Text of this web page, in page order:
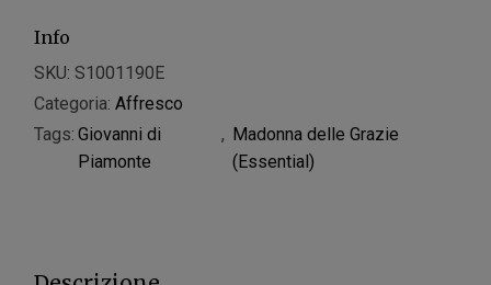
Info
SKU:S1001190E
Categoria:Affresco
Tags: Giovanni di
Piamonte
, Madonna delle Grazie
(Essential)